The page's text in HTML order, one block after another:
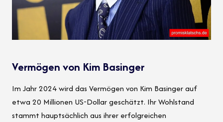
Vermögen von Kim Basinger
Im Jahr 2024 wird das Vermögen von Kim Basinger auf
etwa 20 Millionen US-Dollar geschätzt. Ihr Wohlstand
stammt hauptsächlich aus ihrer erfolgreichen